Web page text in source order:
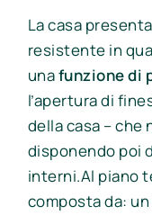
La casa
resistente in
unafunzione di
l’apertura di
della casa – che
disponendo poi
interni.Al piano
composta da: